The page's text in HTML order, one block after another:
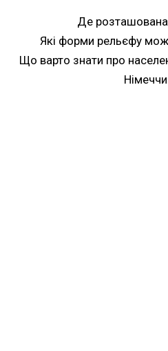
Де
Які форми рельєфу
Що варто знати про